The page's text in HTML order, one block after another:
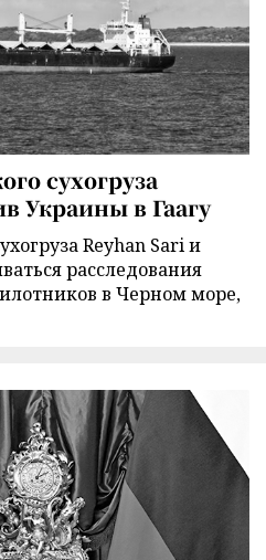
сухогруза
Украины в Гаагу
Reyhan Sari и
расследования
в Черном море,